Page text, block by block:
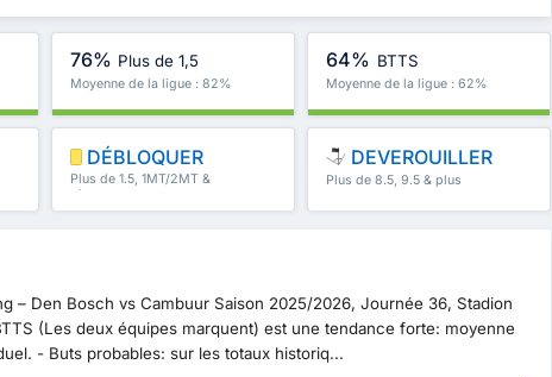
76% Plus de 1,5
Moyenne de la ligue : 82%
64% BTTS
Moyenne de la ligue : 62%
DÉBLOQUER
Plus de 1.5, 1MT/2MT &
plus
DEVEROUILLER
Plus de 8.5, 9.5 & plus
– Den Bosch vs Cambuur Saison 2025/2026, Journée 36, Stadion
(Les deux équipes marquent) est une tendance forte: moyenne
- Buts probables: sur les totaux historiq...